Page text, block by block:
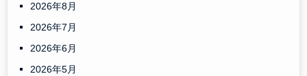
2026年8月
2026年7月
2026年6月
2026年5月